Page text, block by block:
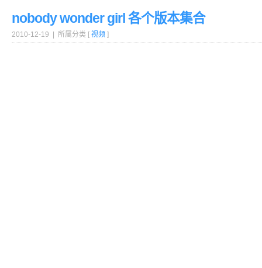
nobody wonder girl 各个版本集合
2010-12-19 | 所属分类 [ 视频 ]